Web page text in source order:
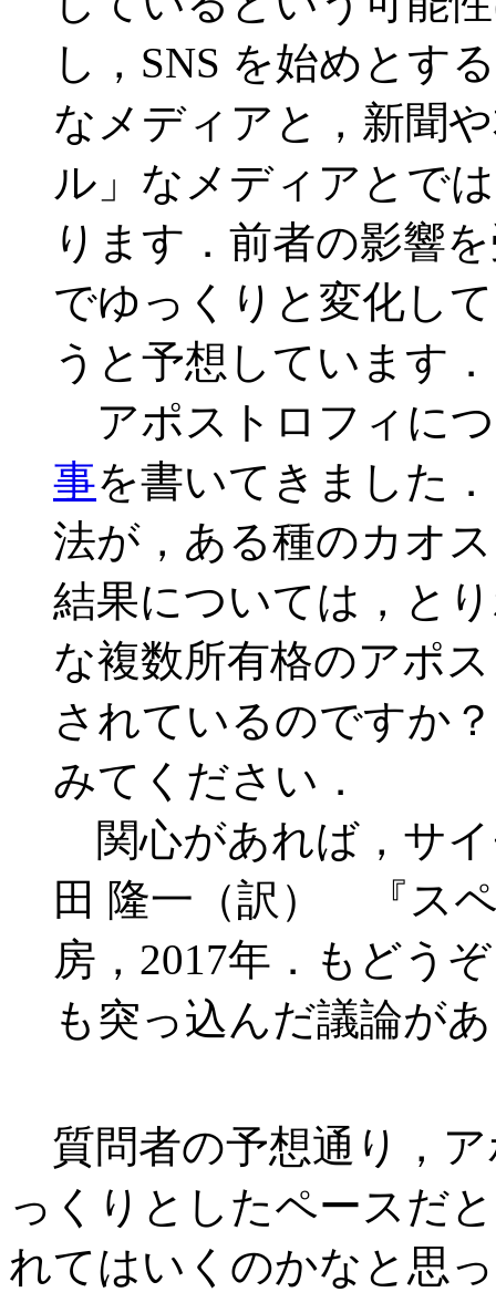
し，SNS を始めとす
なメディアと，新聞
ル」なメディアとで
ります．前者の影響
でゆっくりと変化し
うと予想しています．
アポストロフィに
事を書いてきました
法が，ある種のカオ
結果については，と
な複数所有格のアポ
されているのですか
みてください．
関心があれば，サ
田 隆一（訳） 『ス
房，2017年．もどう
も突っ込んだ議論が
質問者の予想通り，
っくりとしたペースだ
れてはいくのかなと思